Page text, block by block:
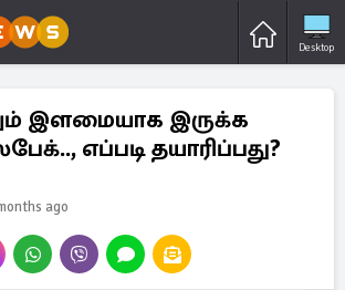
Desktop
இளமையாக இருக்க
எப்படி தயாரிப்பது?
ago